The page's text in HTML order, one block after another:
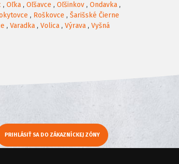
, Oľka , Oľšavce , Oľšinkov , Ondavka ,
, Roškovce , Šarišské Čierne
, Varadka , Volica , Výrava , Vyšná
PRIHLÁSIŤ SA DO ZÁKAZNÍCKEJ ZÓNY